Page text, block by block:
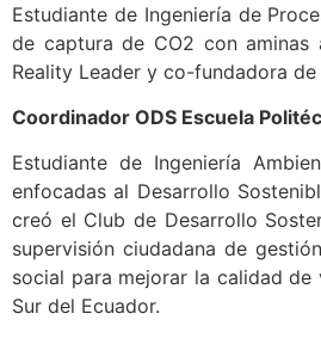
Estudiante de Ingeniería de
de captura de CO2 con aminas
Reality Leader y co-fundadora
Coordinador ODS Escuela
Estudiante de Ingeniería
enfocadas al Desarrollo
creó el Club de Desarrollo
supervisión ciudadana de
social para mejorar la calidad de
Sur del Ecuador.